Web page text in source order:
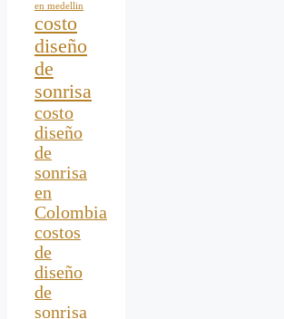
en medellin
costo
diseño
de
sonrisa
costo
diseño
de
sonrisa
en
Colombia
costos
de
diseño
de
sonrisa